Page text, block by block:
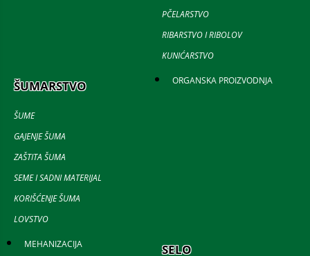
PČELARSTVO
RIBARSTVO I RIBOLOV
KUNIĆARSTVO
ŠUMARSTVO
ŠUME
GAJENJE ŠUMA
ZAŠTITA ŠUMA
SEME I SADNI MATERIJAL
KORIŠĆENJE ŠUMA
LOVSTVO
ORGANSKA PROIZVODNJA
MEHANIZACIJA SELO